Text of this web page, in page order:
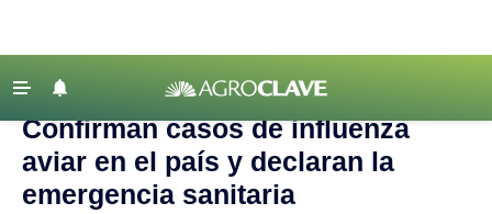
Agricultura
Ganadería
‹ VOLVER
Agroclave Influenza aviar
Confirman casos de influenza
aviar en el país y declaran la
emergencia sanitaria